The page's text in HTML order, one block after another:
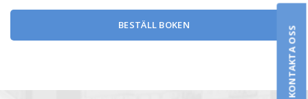
BESTÄLL BOKEN
KONTAKTA OSS